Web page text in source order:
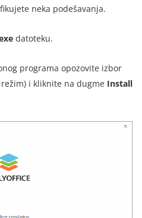
neka podešavanja.
datoteku.
programa opozovite izbor
i kliknite na dugme Install